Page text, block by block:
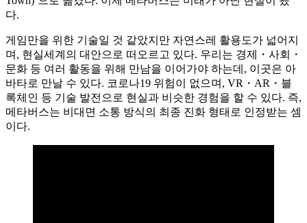
다.
게임만을 위한 기술일 것 같았지만 자연스레 활용도가 넓어지
며, 현실세계의 대안으로 떠오르고 있다. 우리는 경제・사회・
문화 등 여러 활동을 위해 만남을 이어가야 하는데, 이곳은 아
바타로 만날 수 있다. 코로나19 위험이 없으며, VR・AR・블
록체인 등 기술 발전으로 현실과 비슷한 경험을 할 수 있다. 즉,
메타버스는 비대면 소통 방식의 최종 진화 형태 로 인정받는 셈
이다.